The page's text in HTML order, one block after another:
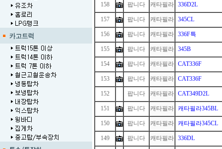
158 팝니다 캐타필라 336D2L
157 팝니다 캐타필라 345CL
156 팝니다 캐타필라 336F특
155 팝니다 캐타필라 345B
154 팝니다 캐타필라 CAT336F
153 팝니다 캐타필라 CAT336F
152 팝니다 캐타필라 CAT349D2L
151 팝니다 캐타필라 캐타필라345BL
150 팝니다 캐타필라 캐타필라345CL
149 팝니다 캐타필라 336DL